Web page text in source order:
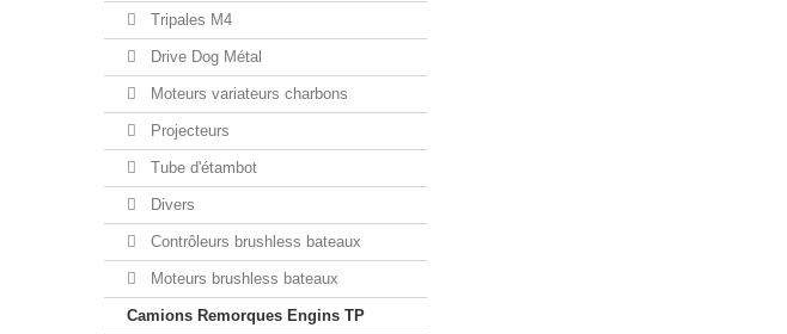
Tripales M4
Drive Dog Métal
Moteurs variateurs charbons
Projecteurs
Tube d'étambot
Divers
Contrôleurs brushless bateaux
Moteurs brushless bateaux
Camions Remorques Engins TP